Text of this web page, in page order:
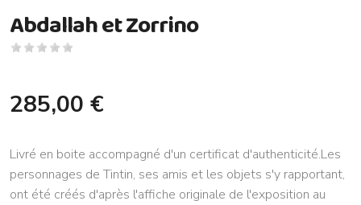
Abdallah et Zorrino
285,00 €
Livré en boite accompagné d'un certificat d'authenticité.Les
personnages de Tintin, ses amis et les objets s'y rapportant,
ont été créés d'après l'affiche originale de l'exposition au